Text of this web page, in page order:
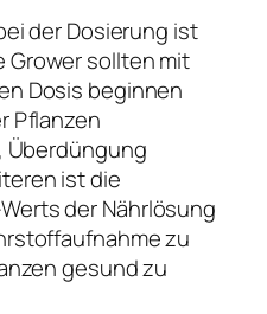
der Dosierung ist
Grower sollten mit
Dosis beginnen
Pflanzen
Überdüngung
ist die
der Nährlösung
zu
gesund zu